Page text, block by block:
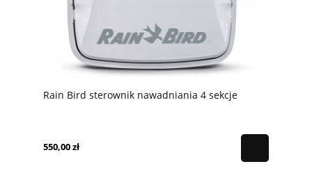
Rain Bird sterownik nawadniania 4 sekcje
550,00 zł